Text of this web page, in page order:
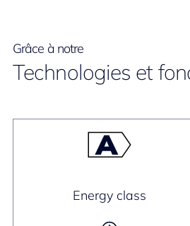
Grâce à notre
Technologies et
Energy class